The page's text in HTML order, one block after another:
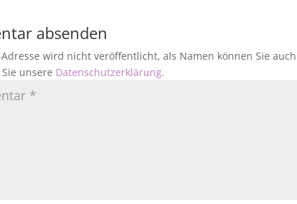
absenden
wird nicht veröffentlicht, als Namen können Sie
unsere Datenschutzerklärung.